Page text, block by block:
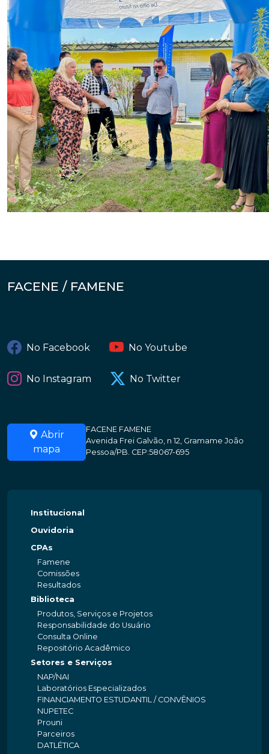
FACENE / FAMENE
No Facebook No Youtube
No Instagram No Twitter
Abrir
mapa
FACENE FAMENE
Avenida Frei Galvão, n 12, Gramame João
Pessoa/PB. CEP:58067-695
Institucional
Ouvidoria
CPAs
Famene
Comissões
Resultados
Biblioteca
Produtos, Serviços e Projetos
Responsabilidade do Usuário
Consulta Online
Repositório Acadêmico
Setores e Serviços
NAP/NAI
Laboratórios Especializados
FINANCIAMENTO ESTUDANTIL / CONVÊNIOS
NUPETEC
Prouni
Parceiros
DATLÉTICA